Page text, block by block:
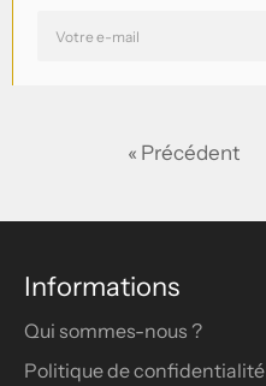
VOUS
« Précédent
Informations
Qui sommes-nous ?
Politique de confidentialité